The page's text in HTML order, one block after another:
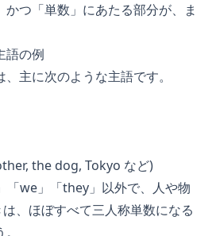
つ「単数」にあたる部分が、ま
語の例
主に次のような主語です。
the dog, Tokyo など)
「we」「they」以外で、人や物
、ほぼすべて三人称単数になる